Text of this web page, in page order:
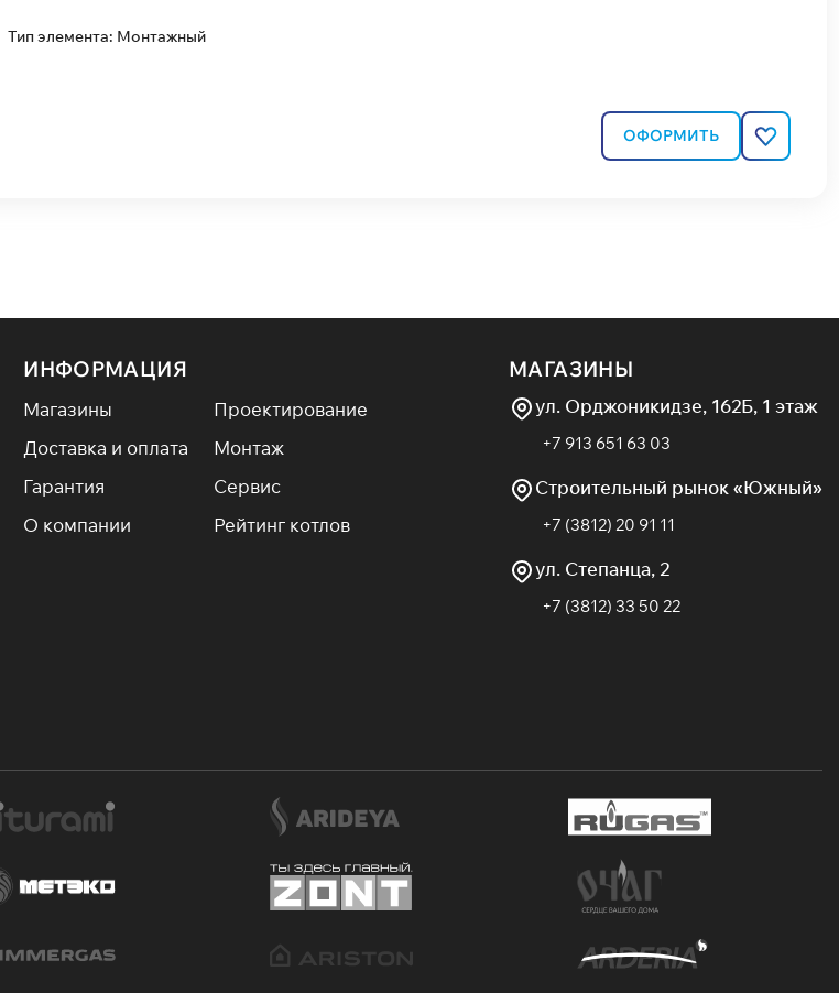
Тип элемента: Монтажный
ОФОРМИТЬ
ИНФОРМАЦИЯ
Магазины
Проектирование
Доставка и оплата
Монтаж
Гарантия
Сервис
О компании
Рейтинг котлов
МАГАЗИНЫ
ул. Орджоникидзе, 162Б, 1 этаж
+7 913 651 63 03
Строительный рынок «Южный»
+7 (3812) 20 91 11
ул. Степанца, 2
+7 (3812) 33 50 22